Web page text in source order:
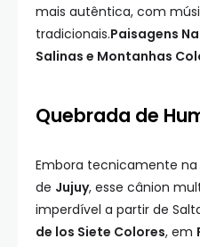
mais autêntica, com
tradicionais.Paisagens
Salinas e Montanhas
Quebrada de
Embora tecnicamente na
de Jujuy, esse cânion
imperdível a partir de
de los Siete Colores, em